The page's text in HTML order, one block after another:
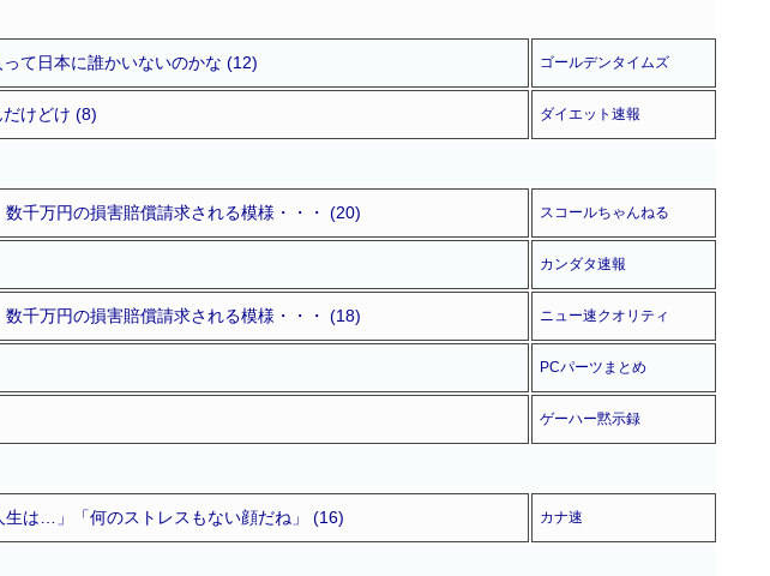
て日本に誰かいないのかな (12) ゴールデンタイムズ
だけどけ (8) ダイエット速報
千万円の損害賠償請求される模様・・・ (20) スコールちゃんねる
カンダタ速報
千万円の損害賠償請求される模様・・・ (18) ニュー速クオリティ
PCパーツまとめ
ゲーハー黙示録
生は…」「何のストレスもない顔だね」 (16) カナ速